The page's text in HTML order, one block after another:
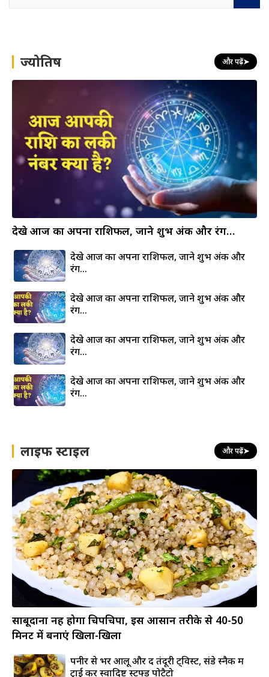
h ज्योतिष और पढ़ें➤
देखे आज का अपना राशिफल, जाने शुभ अंक और रंग…
देखे आज का अपना राशिफल, जाने शुभ अंक और
रंग…
देखे आज का अपना राशिफल, जाने शुभ अंक और
रंग…
देखे आज का अपना राशिफल, जाने शुभ अंक और
रंग…
देखे आज का अपना राशिफल, जाने शुभ अंक और
रंग…
लाइफ स्टाइल और पढ़ें➤
साबूदाना नहीं होगा चिपचिपा, इस आसान तरीके से 40-50
मिनट में बनाएं खिला-खिला
पनीर से भरें आलू और दें तंदूरी ट्विस्ट, संडे स्नैक में
ट्राई करें स्वादिष्ट स्टफ्ड पोटैटो